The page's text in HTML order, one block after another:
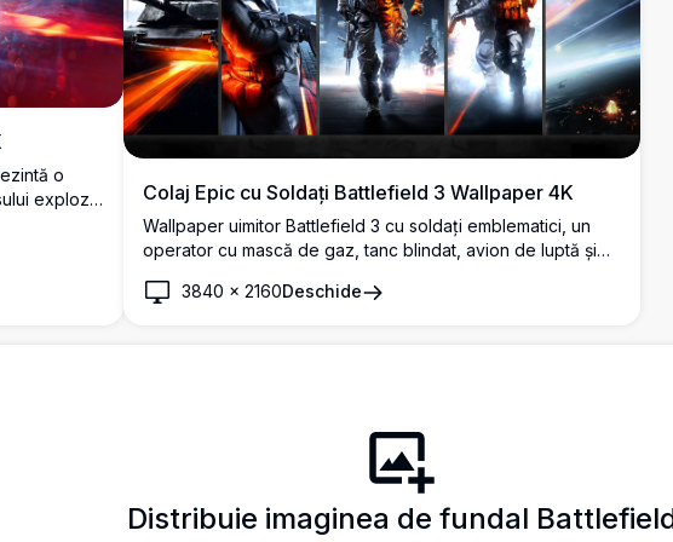
o
exploziv
Colaj Epic cu Soldați Battlefield 3 Wallpaper 4K
Wallpaper uimitor Battlefield 3 cu soldați emblematici, un
operator cu mască de gaz, tanc blindat, avion de luptă și
rezoluție, perfect pentru fanii legendarului joc FPS.
3840 ×2160Deschide
Distribuie imaginea de fundal